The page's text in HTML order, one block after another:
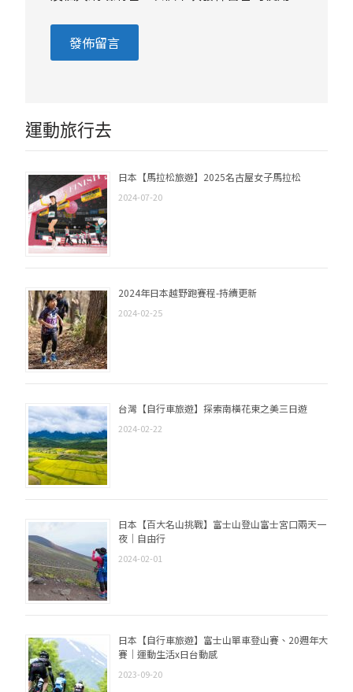
運動旅行去
日本【馬拉松旅遊】2025名古屋女子馬拉松
2024-07-20
2024年日本越野跑賽程-持續更新
2024-02-25
台灣【自行車旅遊】探索南橫花東之美三日遊
2024-02-22
日本【百大名山挑戰】富士山登山富士宮口兩天一
夜｜自由行
2024-02-01
日本【自行車旅遊】富士山單車登山賽、20週年大
賽｜運動生活x日台動感
2023-09-20